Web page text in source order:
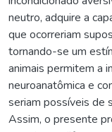
neutro, adquire a
que ocorreriam
tornando-se um
animais permitem a
neuroanatômica e
seriam possíveis de
Assim, o presente